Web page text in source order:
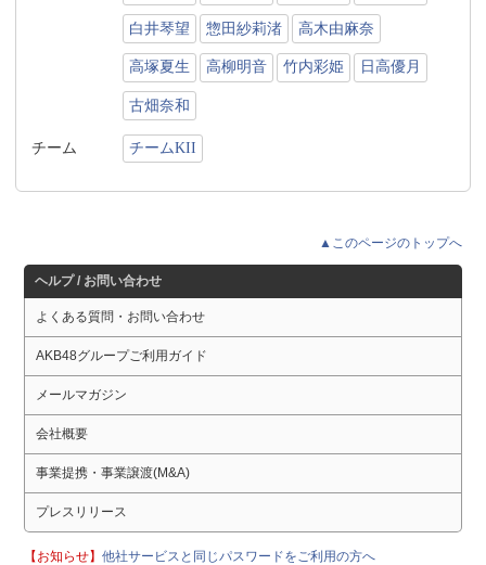
白井琴望 惣田紗莉渚 高木由麻奈
高塚夏生 高柳明音 竹内彩姫 日高優月
古畑奈和
チーム チームKII
▲このページのトップへ
ヘルプ / お問い合わせ
よくある質問・お問い合わせ
AKB48グループご利用ガイド
メールマガジン
会社概要
事業提携・事業譲渡(M&A)
プレスリリース
【お知らせ】他社サービスと同じパスワードをご利用の方へ